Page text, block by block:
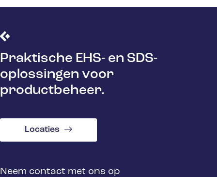
Praktische EHS- en SDS-
oplossingen voor
productbeheer.
Locaties
Neem contact met ons op